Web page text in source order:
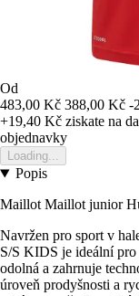
Od
483,00 Kč 388,00 Kč -
+19,40 Kč ziskate na
objednavky
Loading...
Popis
Maillot Maillot junior
Navržen pro sport v
S/S KIDS je ideální
odolná a zahrnuje
úroveň prodyšnosti a